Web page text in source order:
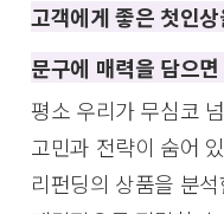
고객에게 좋은 첫인
문구에 매력을 담으
평소 우리가 무심코
고민과 전략이 숨어
리펀딩의 상품을 분